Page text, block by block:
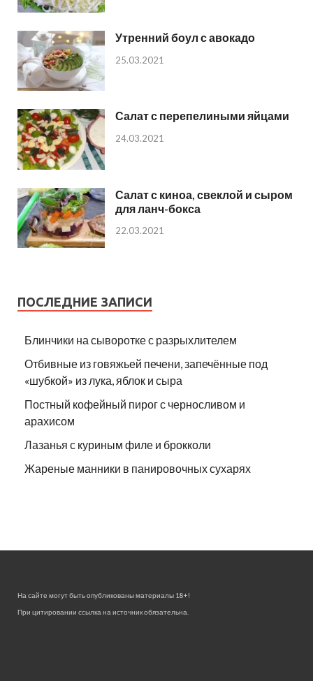
Утренний боул с авокадо
25.03.2021
Салат с перепелиными яйцами
24.03.2021
Салат с киноа, свеклой и сыром
для ланч-бокса
22.03.2021
ПОСЛЕДНИЕ ЗАПИСИ
Блинчики на сыворотке с разрыхлителем
Отбивные из говяжьей печени, запечённые под
«шубкой» из лука, яблок и сыра
Постный кофейный пирог с черносливом и
арахисом
Лазанья с куриным филе и брокколи
Жареные манники в панировочных сухарях
На сайте могут быть опубликованы материалы 18+!
При цитировании ссылка на источник обязательна.